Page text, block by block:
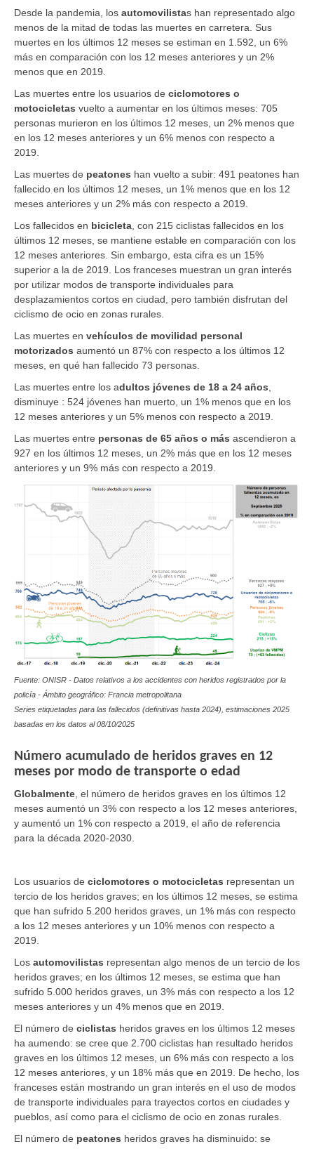
Desde la pandemia, los automovilistas han representado algo
menos de la mitad de todas las muertes en carretera. Sus
muertes en los últimos 12 meses se estiman en 1.592, un 6%
más en comparación con los 12 meses anteriores y un 2%
menos que en 2019.
Las muertes entre los usuarios de ciclomotores o
motocicletas vuelto a aumentar en los últimos meses: 705
personas murieron en los últimos 12 meses, un 2% menos que
en los 12 meses anteriores y un 6% menos con respecto a
2019.
Las muertes de peatones han vuelto a subir: 491 peatones han
fallecido en los últimos 12 meses, un 1% menos que en los 12
meses anteriores y un 2% más con respecto a 2019.
Los fallecidos en bicicleta , con 215 ciclistas fallecidos en los
últimos 12 meses, se mantiene estable en comparación con los
12 meses anteriores. Sin embargo, esta cifra es un 15%
superior a la de 2019. Los franceses muestran un gran interés
por utilizar modos de transporte individuales para
desplazamientos cortos en ciudad, pero también disfrutan del
ciclismo de ocio en zonas rurales.
Las muertes en vehículos de movilidad personal
motorizados aumentó un 87% con respecto a los últimos 12
meses, en qué han fallecido 73 personas.
Las muertes entre los adultos jóvenes de 18 a 24 años
disminuye : 524 jóvenes han muerto, un 1% menos que en los
12 meses anteriores y un 5% menos con respecto a 2019.
Las muertes entre personas de 65 años o más ascendieron a
927 en los últimos 12 meses, un 2% más que en los 12 meses
anteriores y un 9% más con respecto a 2019.
Fuente: ONISR - Datos relativos a los accidentes con heridos registrados por la
policía - Ámbito geográfico: Francia metropolitana
Series etiquetadas para las fallecidos (definitivas hasta 2024), estimaciones 2025
basadas en los datos al08/10/2025
Número acumulado de heridos graves en 12
meses por modo de transporte o edad
Globalmente el número de heridos graves en los últimos 12
meses aumentó un 3% con respecto a los 12 meses anteriores,
y aumentó un 1% con respecto a 2019, el año de referencia
para la década 2020-2030.
Los usuarios de ciclomotores o motocicletas representan un
tercio de los heridos graves; en los últimos 12 meses, se estima
que han sufrido 5.200 heridos graves, un 1% más con respecto
a los 12 meses anteriores y un 10% menos con respecto a
2019.
Los automovilistas representan algo menos de un tercio de los
heridos graves; en los últimos 12 meses, se estima que han
sufrido 5.000 heridos graves, un 3% más con respecto a los 12
meses anteriores y un 4% menos que en 2019.
El número de ciclistas heridos graves en los últimos 12 meses
ha aumendo: se cree que 2.700 ciclistas han resultado heridos
graves en los últimos 12 meses, un 6% más con respecto a los
12 meses anteriores, y un 18% más que en 2019. De hecho, los
franceses están mostrando un gran interés en el uso de modos
de transporte individuales para trayectos cortos en ciudades y
pueblos, así como para el ciclismo de ocio en zonas rurales.
El número de peatones heridos graves ha disminuido: se